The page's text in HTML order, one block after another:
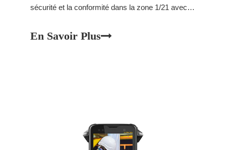
sécurité et la conformité dans la zone 1/21 avec le
En Savoir Plus